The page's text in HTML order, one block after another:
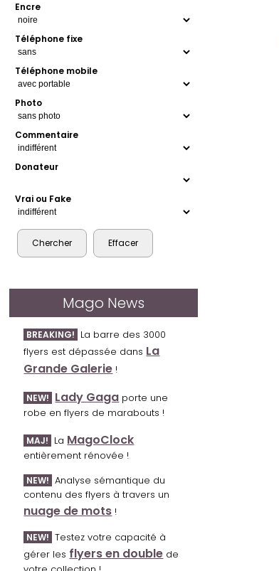
Encre
Téléphone fixe
Téléphone mobile
Photo
Commentaire
Donateur
Vrai ou Fake
Mago News
BREAKING! La barre des 3000
flyers est dépassée dans La
Grande Galerie !
NEW! Lady Gaga porte une
robe en flyers de marabouts !
MAJ! La MagoClock
entièrement rénovée !
NEW! Analyse sémantique du
contenu des flyers à travers un
nuage de mots !
NEW! Testez votre capacité à
gérer les flyers en double de